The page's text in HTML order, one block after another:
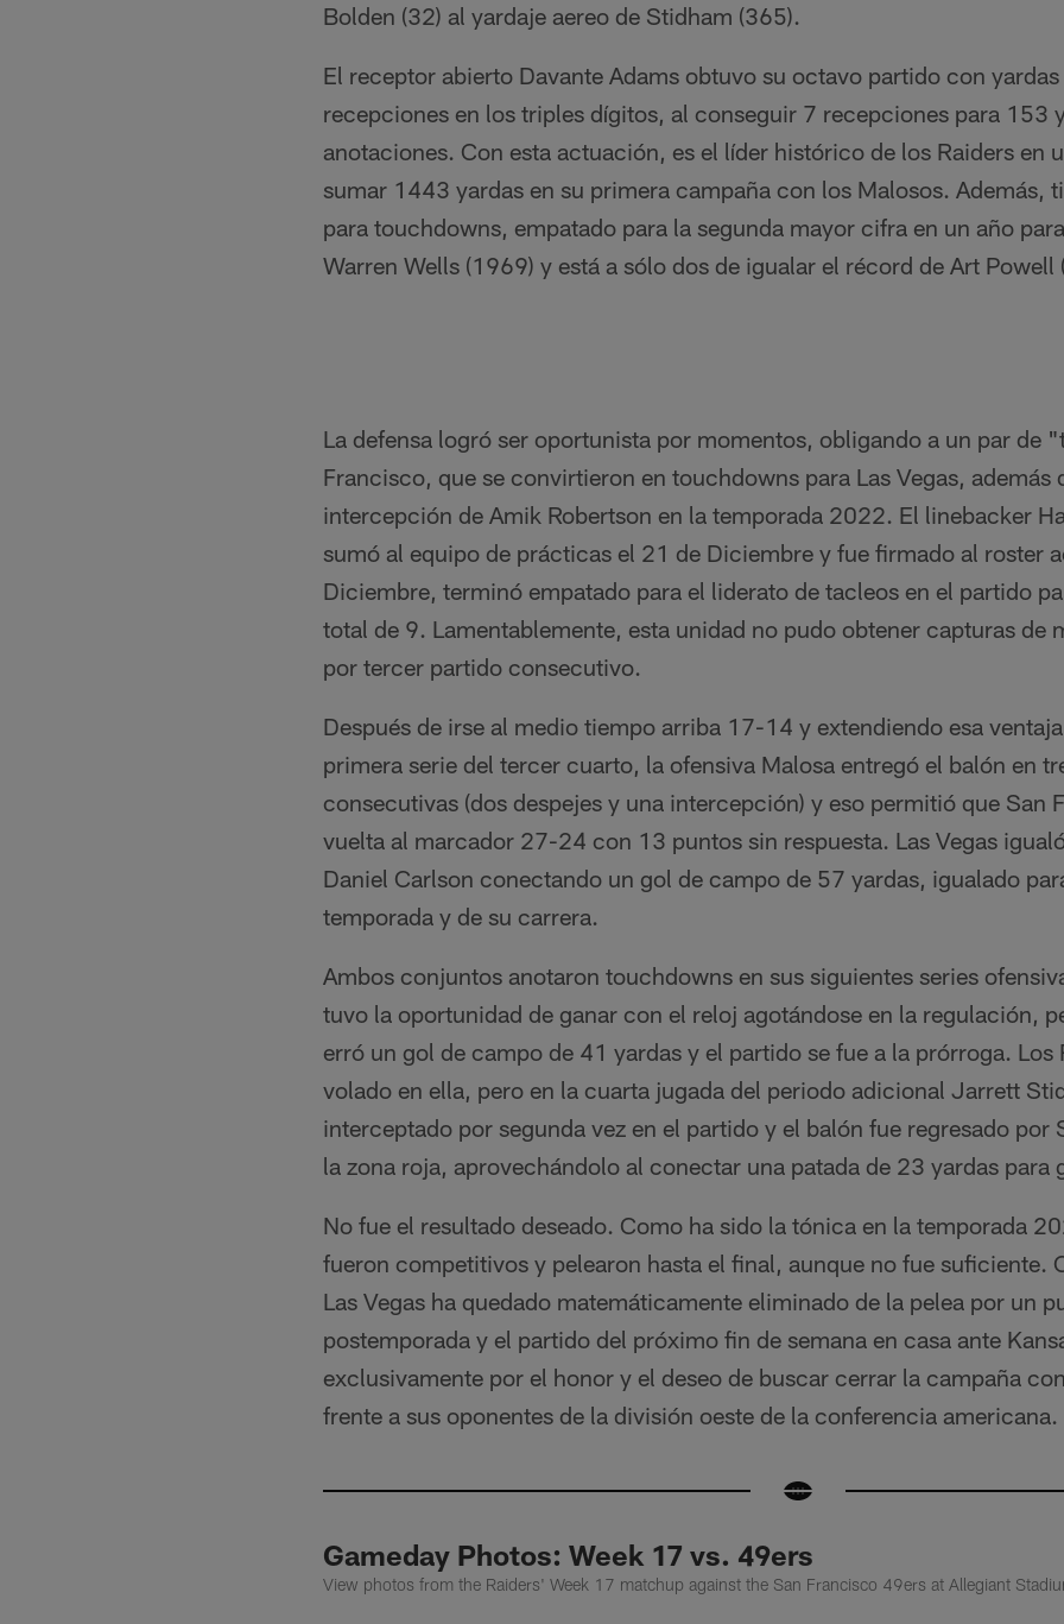
Bolden (32) al yardaje aereo de Stidham (365).
El receptor abierto Davante Adams obtuvo su octavo partido con
recepciones en los triples dígitos, al conseguir 7 recepciones para 153
anotaciones. Con esta actuación, es el líder histórico de los Raiders en
sumar 1443 yardas en su primera campaña con los Malosos. Además,
para touchdowns, empatado para la segunda mayor cifra en un año
Warren Wells (1969) y está a sólo dos de igualar el récord de Art Powell
La defensa logró ser oportunista por momentos, obligando a un par de
Francisco, que se convirtieron en touchdowns para Las Vegas, además
intercepción de Amik Robertson en la temporada 2022. El linebacker
sumó al equipo de prácticas el 21 de Diciembre y fue firmado al roster
Diciembre, terminó empatado para el liderato de tacleos en el partido
total de 9. Lamentablemente, esta unidad no pudo obtener capturas de
por tercer partido consecutivo.
Después de irse al medio tiempo arriba 17-14 y extendiendo esa
primera serie del tercer cuarto, la ofensiva Malosa entregó el balón en
consecutivas (dos despejes y una intercepción) y eso permitió que San
vuelta al marcador 27-24 con 13 puntos sin respuesta. Las Vegas
Daniel Carlson conectando un gol de campo de 57 yardas, igualado
temporada y de su carrera.
Ambos conjuntos anotaron touchdowns en sus siguientes series
tuvo la oportunidad de ganar con el reloj agotándose en la regulación,
erró un gol de campo de 41 yardas y el partido se fue a la prórroga. Los
volado en ella, pero en la cuarta jugada del periodo adicional Jarrett
interceptado por segunda vez en el partido y el balón fue regresado por
la zona roja, aprovechándolo al conectar una patada de 23 yardas para
No fue el resultado deseado. Como ha sido la tónica en la temporada
fueron competitivos y pelearon hasta el final, aunque no fue suficiente.
Las Vegas ha quedado matemáticamente eliminado de la pelea por un
postemporada y el partido del próximo fin de semana en casa ante
exclusivamente por el honor y el deseo de buscar cerrar la campaña
frente a sus oponentes de la división oeste de la conferencia americana.
Gameday Photos: Week 17 vs. 49ers
View photos from the Raiders' Week 17 matchup against the San Francisco 49ers at Allegiant